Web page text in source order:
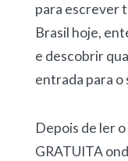
para escrever
Brasil hoje,
e descobrir
entrada para o
Depois de ler
GRATUITA